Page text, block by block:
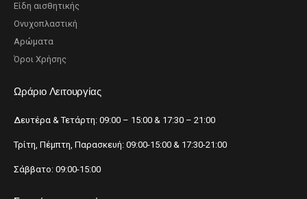
Είδη αισθητικής
Ονυχοπλαστική
Αρώματα
Όροι Χρήσης
Ωράριο Λειτουργίας
Δευτέρα & Τετάρτη: 09:00 – 15:00 & 17:30 – 21:00
Τρίτη, Πέμπτη, Παρασκευή: 09:00-15:00 & 17:30-21:00
Σάββατο: 09:00-15:00